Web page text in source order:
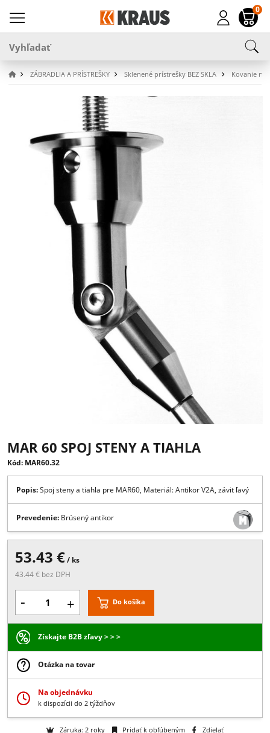
0
ZÁBRADLIA A PRÍSTREŠKY Sklenené prístrešky BEZ SKLA Kovanie na
MAR 60 SPOJ STENY A TIAHLA
Kód: MAR60.32
Popis:Spoj steny a tiahla pre MAR60, Materiál: Antikor V2A, závit
Prevedenie:Brúsený antikor
53.43 €/ ks
43.44 € bez DPH
- +
Získajte B2B zľavy > > >